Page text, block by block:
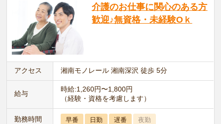
介護のお仕事に関心のある方
歓迎♪無資格・未経験Oｋ
アクセス 湘南モノレール 湘南深沢 徒歩 5分
給与
時給:1,260円〜1,800円
（経験・資格を考慮します）
勤務時間 早番 日勤 遅番 夜勤